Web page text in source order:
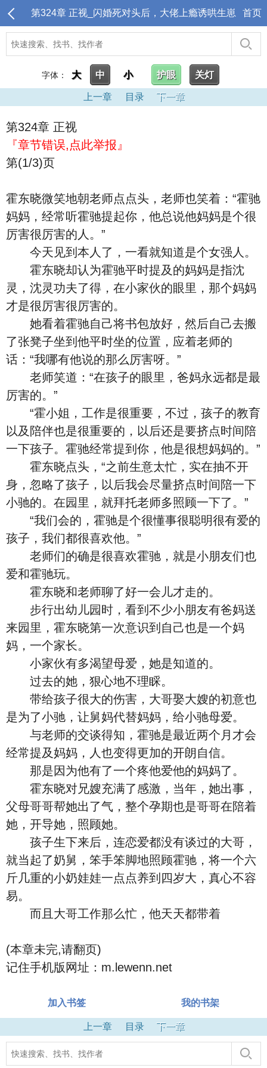
第324章 正视_闪婚死对头后，大佬上瘾诱哄生崽 首页
字体： 大 中 小 护眼 关灯
上一章 目录 下一章
第324章 正视
『章节错误,点此举报』
第(1/3)页
霍东晓微笑地朝老师点点头，老师也笑着：“霍驰
妈妈，经常听霍驰提起你，他总说他妈妈是个很
厉害很厉害的人。”
今天见到本人了，一看就知道是个女强人。
霍东晓却认为霍驰平时提及的妈妈是指沈
灵，沈灵功夫了得，在小家伙的眼里，那个妈妈
才是很厉害很厉害的。
她看着霍驰自己将书包放好，然后自己去搬
了张凳子坐到他平时坐的位置，应着老师的
话：“我哪有他说的那么厉害呀。”
老师笑道：“在孩子的眼里，爸妈永远都是最
厉害的。”
“霍小姐，工作是很重要，不过，孩子的教育
以及陪伴也是很重要的，以后还是要挤点时间陪
一下孩子。霍驰经常提到你，他是很想妈妈的。”
霍东晓点头，“之前生意太忙，实在抽不开
身，忽略了孩子，以后我会尽量挤点时间陪一下
小驰的。在园里，就拜托老师多照顾一下了。”
“我们会的，霍驰是个很懂事很聪明很有爱的
孩子，我们都很喜欢他。”
老师们的确是很喜欢霍驰，就是小朋友们也
爱和霍驰玩。
霍东晓和老师聊了好一会儿才走的。
步行出幼儿园时，看到不少小朋友有爸妈送
来园里，霍东晓第一次意识到自己也是一个妈
妈，一个家长。
小家伙有多渴望母爱，她是知道的。
过去的她，狠心地不理睬。
带给孩子很大的伤害，大哥娶大嫂的初意也
是为了小驰，让舅妈代替妈妈，给小驰母爱。
与老师的交谈得知，霍驰是最近两个月才会
经常提及妈妈，人也变得更加的开朗自信。
那是因为他有了一个疼他爱他的妈妈了。
霍东晓对兄嫂充满了感激，当年，她出事，
父母哥哥帮她出了气，整个孕期也是哥哥在陪着
她，开导她，照顾她。
孩子生下来后，连恋爱都没有谈过的大哥，
就当起了奶舅，笨手笨脚地照顾霍驰，将一个六
斤几重的小奶娃娃一点点养到四岁大，真心不容
易。
而且大哥工作那么忙，他天天都带着
(本章未完,请翻页)
记住手机版网址：m.lewenn.net
加入书签 我的书架
上一章 目录 下一章